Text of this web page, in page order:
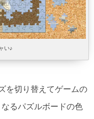
い♪
を切り替えてゲームの
るパズルボードの色